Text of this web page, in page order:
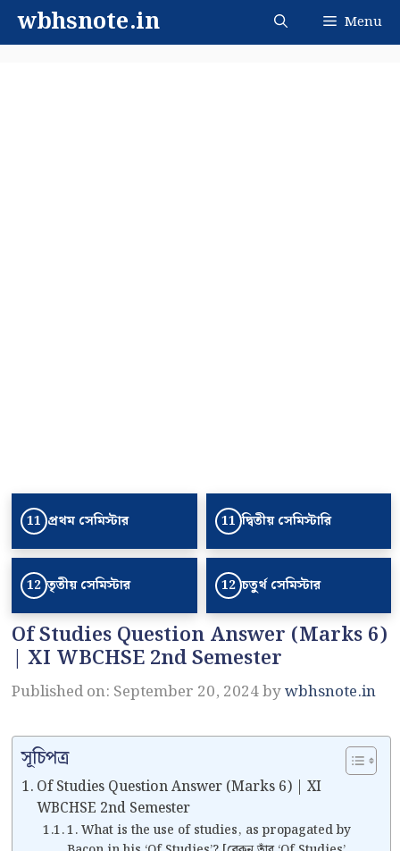
Skipwbhsnote.in Menu
11 প্রথম সেমিস্টার 11 দ্বিতীয় সেমিস্টারি
12 তৃতীয় সেমিস্টার 12 চতুর্থ সেমিস্টার
Of Studies Question Answer (Marks 6)
| XI WBCHSE 2nd Semester
Published on: September 20, 2024bywbhsnote.in
সূচিপত্র
Of Studies Question Answer (Marks 6) | XI
WBCHSE 2nd Semester
1. What is the use of studies, as propagated by